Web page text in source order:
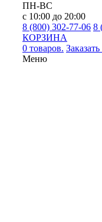
ПН-ВС
с 10:00 до 20:00
8 (800) 302-77-06 8
КОРЗИНА
0 товаров.
Меню